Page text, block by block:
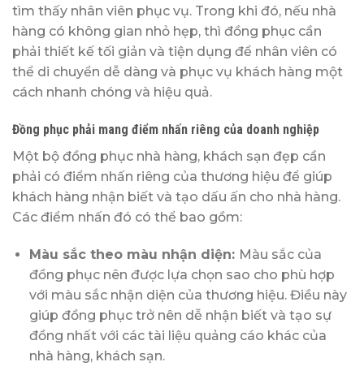
tìm thấy nhân viên phục vụ. Trong khi đó, nếu nhà
hàng có không gian nhỏ hẹp, thì đồng phục cần
phải thiết kế tối giản và tiện dụng để nhân viên có
thể di chuyển dễ dàng và phục vụ khách hàng một
cách nhanh chóng và hiệu quả.
Đồng phục phải mang điểm nhấn riêng của doanh nghiệp
Một bộ đồng phục nhà hàng, khách sạn đẹp cần
phải có điểm nhấn riêng của thương hiệu để giúp
khách hàng nhận biết và tạo dấu ấn cho nhà hàng.
Các điểm nhấn đó có thể bao gồm:
Màu sắc theo màu nhận diện: Màu sắc của
đồng phục nên được lựa chọn sao cho phù hợp
với màu sắc nhận diện của thương hiệu. Điều này
giúp đồng phục trở nên dễ nhận biết và tạo sự
đồng nhất với các tài liệu quảng cáo khác của
nhà hàng, khách sạn.